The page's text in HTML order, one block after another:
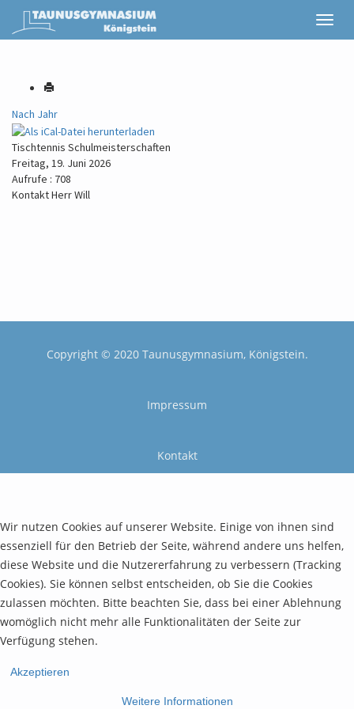
Nach Jahr
Tischtennis Schulmeisterschaften
Freitag, 19. Juni 2026
Aufrufe : 708
KontaktHerr Will
Copyright © 2020 Taunusgymnasium, Königstein.
Impressum
Kontakt
Wir nutzen Cookies auf unserer Website. Einige von ihnen sind
essenziell für den Betrieb der Seite, während andere uns helfen,
diese Website und die Nutzererfahrung zu verbessern (Tracking
Cookies). Sie können selbst entscheiden, ob Sie die Cookies
zulassen möchten. Bitte beachten Sie, dass bei einer Ablehnung
womöglich nicht mehr alle Funktionalitäten der Seite zur
Verfügung stehen.
Akzeptieren
Weitere Informationen